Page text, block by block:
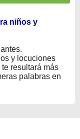
niños y
y locuciones
resultará más
palabras en